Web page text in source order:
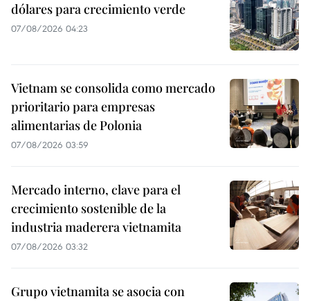
dólares para crecimiento verde
07/08/2026 04:23
Vietnam se consolida como mercado
prioritario para empresas
alimentarias de Polonia
07/08/2026 03:59
Mercado interno, clave para el
crecimiento sostenible de la
industria maderera vietnamita
07/08/2026 03:32
Grupo vietnamita se asocia con